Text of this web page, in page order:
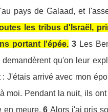
pays de Galaad, et
les tribus d'Israël,
portant l'épée. 3 Les
qu'on leur
J'étais arrivé avec mon
moi. Pendant la nuit, ils
en meure. 6 Alors j'ai pris